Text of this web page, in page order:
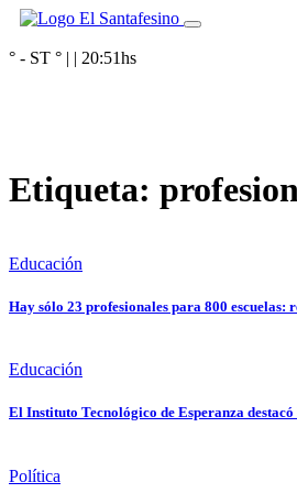
° - ST ° | | 20:51hs
Etiqueta:
Educación
Hay sólo 23 profesionales para 800
Educación
El Instituto Tecnológico de Esperanza
Política